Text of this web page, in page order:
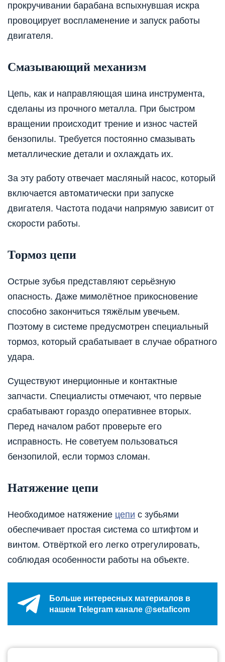
прокручивании барабана вспыхнувшая искра
провоцирует воспламенение и запуск работы
двигателя.
Смазывающий механизм
Цепь, как и направляющая шина инструмента,
сделаны из прочного металла. При быстром
вращении происходит трение и износ частей
бензопилы. Требуется постоянно смазывать
металлические детали и охлаждать их.
За эту работу отвечает масляный насос, который
включается автоматически при запуске
двигателя. Частота подачи напрямую зависит от
скорости работы.
Тормоз цепи
Острые зубья представляют серьёзную
опасность. Даже мимолётное прикосновение
способно закончиться тяжёлым увечьем.
Поэтому в системе предусмотрен специальный
тормоз, который срабатывает в случае обратного
удара.
Существуют инерционные и контактные
запчасти. Специалисты отмечают, что первые
срабатывают гораздо оперативнее вторых.
Перед началом работ проверьте его
исправность. Не советуем пользоваться
бензопилой, если тормоз сломан.
Натяжение цепи
Необходимое натяжение цепи с зубьями
обеспечивает простая система со штифтом и
винтом. Отвёрткой его легко отрегулировать,
соблюдая особенности работы на объекте.
Больше интересных материалов в
нашем Telegram канале @setaficom